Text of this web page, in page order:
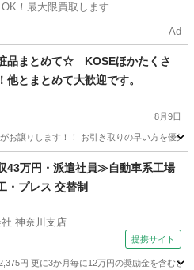
！最大限買取します
Ad
品まとめて☆ KOSEほかたくさ
他とまとめて大歓迎です。
8月9日
お譲りします！！ お引き取りの早い方を優
スメ/ヘルスケア KOSE
43万円・派遣社員≫自動車系工場
・プレス 交替制
神奈川支店
提携サイト
円 更に3か月毎に12万円の奨励金を含む